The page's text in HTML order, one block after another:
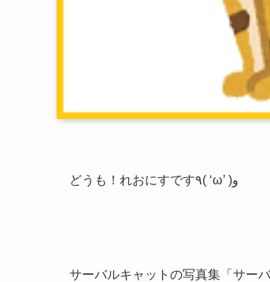
どうも！れおにすです٩( ‘ω’ )و
サーバルキャットの写真集「サー